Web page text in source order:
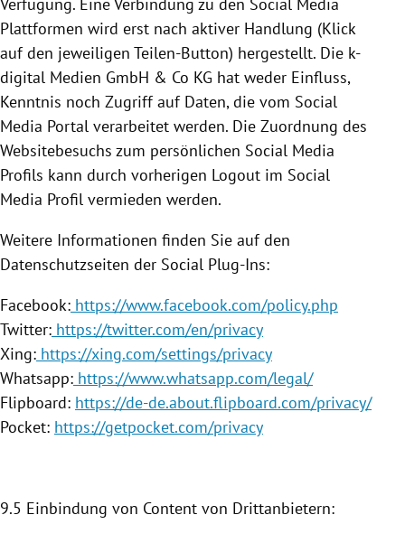
Plattformen wird erst nach aktiver Handlung (Klick
auf den jeweiligen Teilen-Button) hergestellt. Die k-
digital Medien GmbH & Co KG hat weder Einfluss,
Kenntnis noch Zugriff auf Daten, die vom Social
Media Portal verarbeitet werden. Die Zuordnung des
Websitebesuchs zum persönlichen Social Media
Profils kann durch vorherigen Logout im Social
Media Profil vermieden werden.
Weitere Informationen finden Sie auf den
Datenschutzseiten der Social Plug-Ins:
Facebook: https://www.facebook.com/policy.php
Twitter: https://twitter.com/en/privacy
Xing: https://xing.com/settings/privacy
Whatsapp: https://www.whatsapp.com/legal/
Flipboard: https://de-de.about.flipboard.com/privacy/
Pocket: https://getpocket.com/privacy
9.5 Einbindung von Content von Drittanbietern: